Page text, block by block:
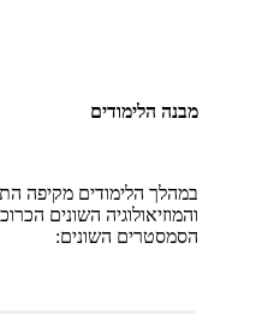
מבנה הלימודים
במהלך הלימודים מקיפה
והמוזיאולוגיה השונים
הסמסטרים השונים: